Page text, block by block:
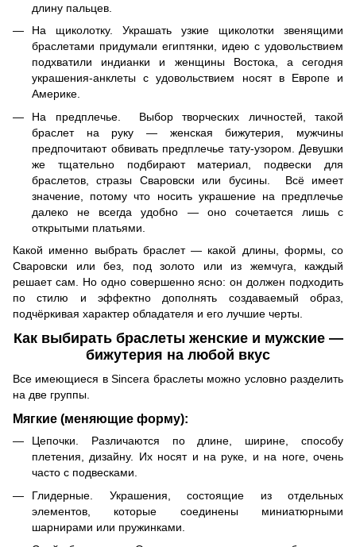
длину пальцев.
На щиколотку. Украшать узкие щиколотки звенящими
браслетами придумали египтянки, идею с удовольствием
подхватили индианки и женщины Востока, а сегодня
украшения-анклеты с удовольствием носят в Европе и
Америке.
На предплечье. Выбор творческих личностей, такой
браслет на руку — женская бижутерия, мужчины
предпочитают обвивать предплечье тату-узором. Девушки
же тщательно подбирают материал, подвески для
браслетов, стразы Сваровски или бусины. Всё имеет
значение, потому что носить украшение на предплечье
далеко не всегда удобно — оно сочетается лишь с
открытыми платьями.
Какой именно выбрать браслет — какой длины, формы, со
Сваровски или без, под золото или из жемчуга, каждый
решает сам. Но одно совершенно ясно: он должен подходить
по стилю и эффектно дополнять создаваемый образ,
подчёркивая характер обладателя и его лучшие черты.
Как выбирать браслеты женские и мужские —
бижутерия на любой вкус
Все имеющиеся в Sincera браслеты можно условно разделить
на две группы.
Мягкие (меняющие форму):
Цепочки. Различаются по длине, ширине, способу
плетения, дизайну. Их носят и на руке, и на ноге, очень
часто с подвесками.
Глидерные. Украшения, состоящие из отдельных
элементов, которые соединены миниатюрными
шарнирами или пружинками.